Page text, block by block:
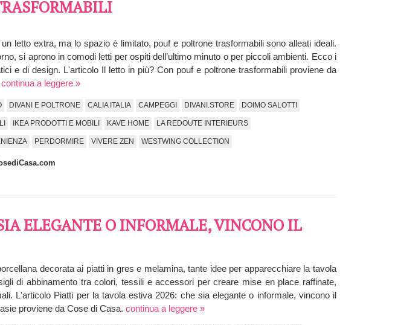
letto extra, ma lo spazio è limitato, pouf e poltrone trasformabili sono alleati ideali.
si aprono in comodi letti per ospiti dell’ultimo minuto o per piccoli ambienti. Ecco i
e di design. L'articolo Il letto in più? Con pouf e poltrone trasformabili proviene da
continua a leggere »
DIVANI E POLTRONE CALIA ITALIA CAMPEGGI DIVANI.STORE DOIMO SALOTTI
IKEA PRODOTTI E MOBILI KAVE HOME LA REDOUTE INTERIEURS
PERDORMIRE VIVERE ZEN WESTWING COLLECTION
ELEGANTE O INFORMALE, VINCONO IL
decorata ai piatti in gres e melamina, tante idee per apparecchiare la tavola
di abbinamento tra colori, tessili e accessori per creare mise en place raffinate,
L'articolo Piatti per la tavola estiva 2026: che sia elegante o informale, vincono il
proviene da Cose di Casa. continua a leggere »